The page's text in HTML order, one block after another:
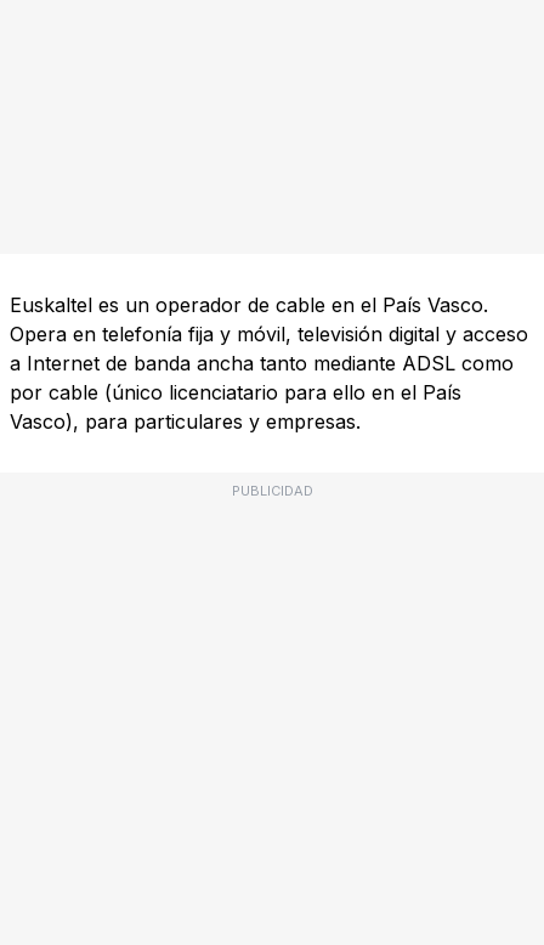
Euskaltel es un operador de cable en el País Vasco.
Opera en telefonía fija y móvil, televisión digital y acceso
a Internet de banda ancha tanto mediante ADSL como
por cable (único licenciatario para ello en el País
Vasco), para particulares y empresas.
PUBLICIDAD